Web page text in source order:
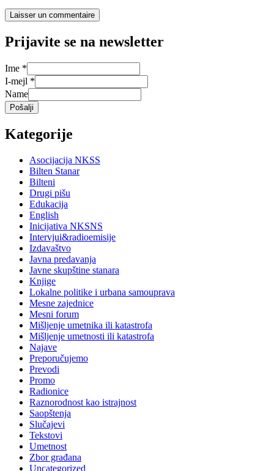
Prijavite se na newsletter
Ime *
I-mejl *
Name
Pošalji
Kategorije
Asocijacija NKSS
Bilten Stanar
Bilteni
Drugi pišu
Edukacija
English
Inicijativa NKSNS
Intervjui&radioemisije
Izdavaštvo
Javna predavanja
Javne skupštine stanara
Knjige
Lokalne politike i urbana samouprava
Mesne zajednice
Mesni forum
Mišljenje umetnika ili katastrofa
Mišljenje umetnosti ili katastrofa
Najave
Preporučujemo
Prevodi
Promo
Radionice
Raznorodnost kao istrajnost
Saopštenja
Slučajevi
Tekstovi
Umetnost
Zbor građana
Uncategorized